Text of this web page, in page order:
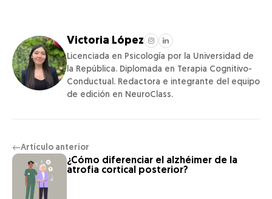
Victoria López
Licenciada en Psicología por la Universidad de
la República. Diplomada en Terapia Cognitivo-
Conductual. Redactora e integrante del equipo
de edición en NeuroClass.
←Artículo anterior
¿Cómo diferenciar el alzhéimer de la
atrofia cortical posterior?